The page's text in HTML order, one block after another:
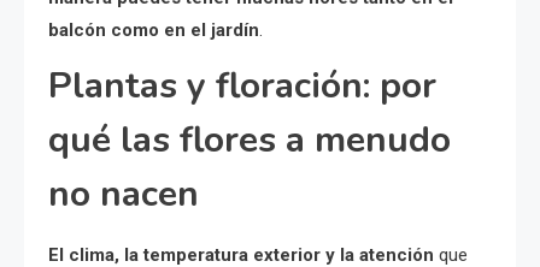
balcón como en el jardín.
Plantas y floración: por
qué las flores a menudo
no nacen
El clima, la temperatura exterior y la atención que